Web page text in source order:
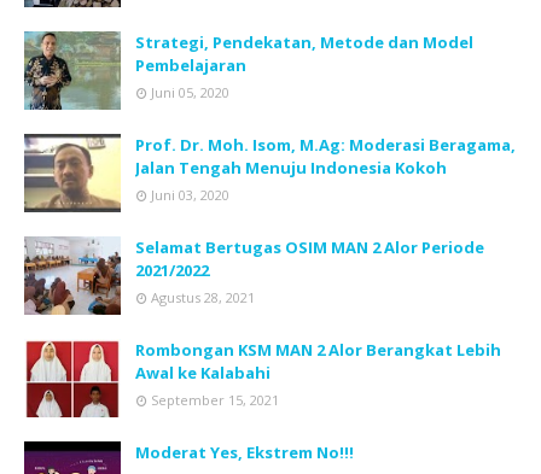
Strategi, Pendekatan, Metode dan Model
Pembelajaran
Juni 05, 2020
Prof. Dr. Moh. Isom, M.Ag: Moderasi Beragama,
Jalan Tengah Menuju Indonesia Kokoh
Juni 03, 2020
Selamat Bertugas OSIM MAN 2 Alor Periode
2021/2022
Agustus 28, 2021
Rombongan KSM MAN 2 Alor Berangkat Lebih
Awal ke Kalabahi
September 15, 2021
Moderat Yes, Ekstrem No!!!